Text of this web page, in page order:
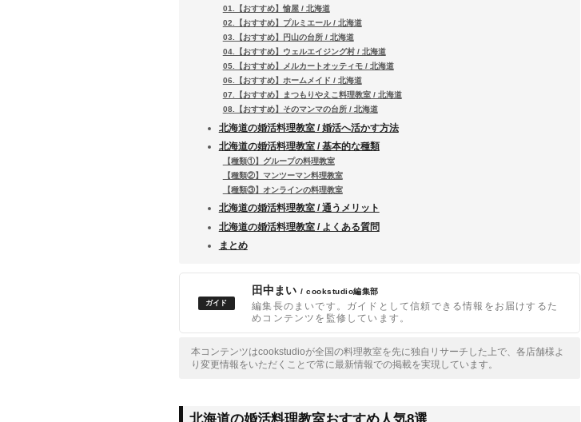
01.【おすすめ】愉屋 / 北海道
02.【おすすめ】プルミエール / 北海道
03.【おすすめ】円山の台所 / 北海道
04.【おすすめ】ウェルエイジング村 / 北海道
05.【おすすめ】メルカートオッティモ / 北海道
06.【おすすめ】ホームメイド / 北海道
07.【おすすめ】まつもりやえこ料理教室 / 北海道
08.【おすすめ】そのマンマの台所 / 北海道
北海道の婚活料理教室 / 婚活へ活かす方法
北海道の婚活料理教室 / 基本的な種類
【種類①】グループの料理教室
【種類②】マンツーマン料理教室
【種類③】オンラインの料理教室
北海道の婚活料理教室 / 通うメリット
北海道の婚活料理教室 / よくある質問
まとめ
田中まい / cookstudio編集部
編集長のまいです。ガイドとして信頼できる情報をお届けするた
めコンテンツを監修しています。
本コンテンツはcookstudioが全国の料理教室を先に独自リサーチした上で、各店舗様よ
り変更情報をいただくことで常に最新情報での掲載を実現しています。